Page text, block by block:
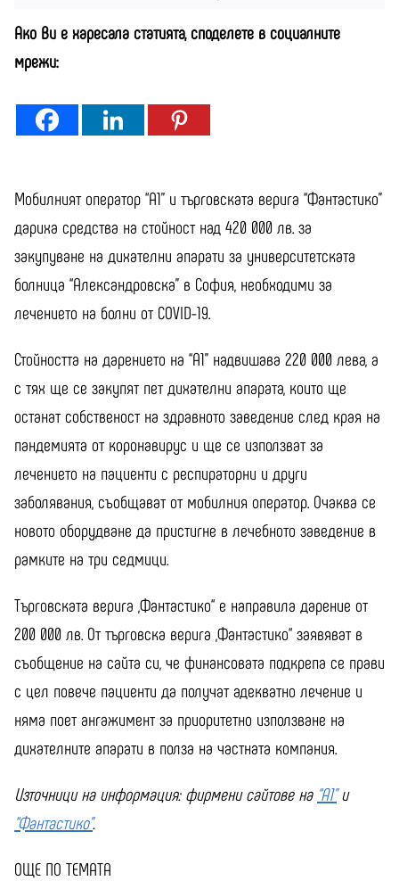
Ако Ви е харесала статията, споделете в социалните
мрежи:
Мобилният оператор “А1” и търговската верига “Фантастико”
дариха средства на стойност над 420 000 лв. за
закупуване на дихателни апарати за университетската
болница “Александровска” в София, необходими за
лечението на болни от COVID-19.
Стойността на дарението на “А1” надвишава 220 000 лева, а
с тях ще се закупят пет дихателни апарата, които ще
останат собственост на здравното заведение след края на
пандемията от коронавирус и ще се използват за
лечението на пациенти с респираторни и други
заболявания, съобщават от мобилния оператор. Очаква се
новото оборудване да пристигне в лечебното заведение в
рамките на три седмици.
Търговската верига „Фантастико“ е направила дарение от
200 000 лв. От търговска верига „Фантастико“ заявяват в
съобщение на сайта си, че финансовата подкрепа се прави
с цел повече пациенти да получат адекватно лечение и
няма поет ангажимент за приоритетно използване на
дихателните апарати в полза на частната компания.
Източници на информация: фирмени сайтове на “А1”и
“Фантастико”.
ОЩЕ ПО ТЕМАТА